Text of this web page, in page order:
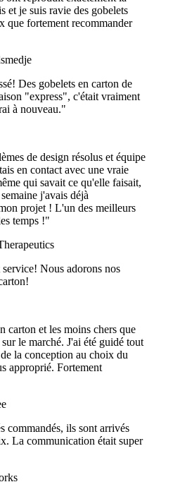
et je suis ravie des gobelets
que fortement recommander
Des gobelets en carton de
"express", c'était vraiment
à nouveau."
de design résolus et équipe
en contact avec une vraie
qui savait ce qu'elle faisait,
j'avais déjà
projet ! L'un des meilleurs
temps !"
Nous adorons nos
carton et les moins chers que
le marché. J'ai été guidé tout
la conception au choix du
approprié. Fortement
commandés, ils sont arrivés
La communication était super